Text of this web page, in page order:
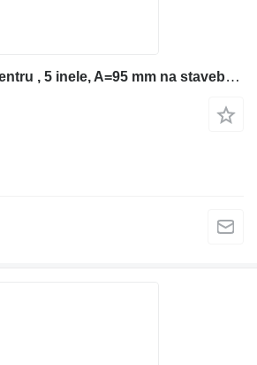
Piest SET piston pentru , 5 inele, A=95 mm na stavebného stroja